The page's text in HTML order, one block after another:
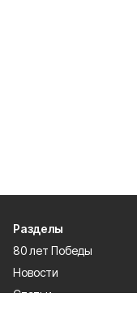
Разделы
80 лет Победы
Новости
Статьи